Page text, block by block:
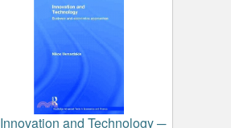
Innovation and Technology ─